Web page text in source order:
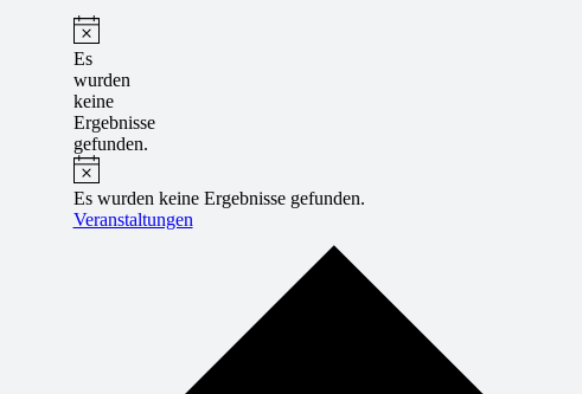
Es
wurden
keine
Ergebnisse
gefunden.
Es wurden keine Ergebnisse gefunden.
Veranstaltungen